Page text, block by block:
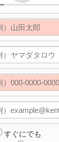
すぐにでも